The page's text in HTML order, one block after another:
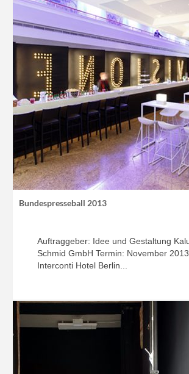
Bundespresseball 2013
Auftraggeber: Idee und Gestaltung
Schmid GmbH Termin: November
Interconti Hotel Berlin...